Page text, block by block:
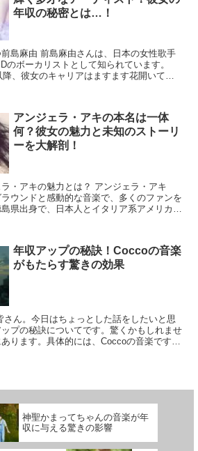
年収の秘密とは…！
島麻由 前島麻由さんは、日本の女性歌手
のボーカリストとして知られています。
、彼女のキャリアはますます花開いてい
アンジェラ・アキの本名は一体
何？彼女の魅力と未知のストーリ
ーを大解剖！
・アキの魅力とは？ アンジェラ・アキ
ウンドと感動的な音楽で、多くのファンを
県出身で、日本人とイタリア系アメリカ人
年収アップの秘訣！Coccoの音楽
がもたらす驚きの効果
さん。今日はちょっとした話をしたいと思
プの秘訣についてです。驚くかもしれませ
ります。具体的には、Coccoの音楽です。
神聖かまってちゃんの音楽が年
収に与える驚きの影響